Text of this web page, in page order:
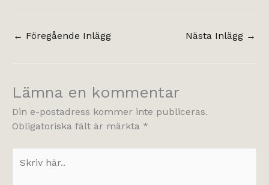
← Föregående Inlägg Nästa Inlägg →
Lämna en kommentar
Din e-postadress kommer inte publiceras.
Obligatoriska fält är märkta *
här..